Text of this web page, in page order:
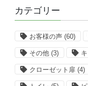
カテゴリー
お客様の声 (60)
その他 (3)
クローゼット扉 (4)